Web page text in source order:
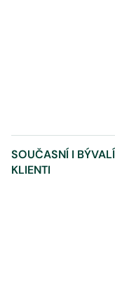
SOUČASNÍ I BÝVALÍ
KLIENTI